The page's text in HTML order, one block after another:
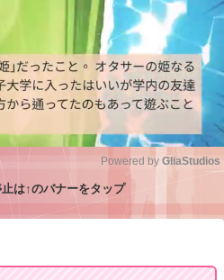
Powered by GliaStudios
は↑のバナーをタップ